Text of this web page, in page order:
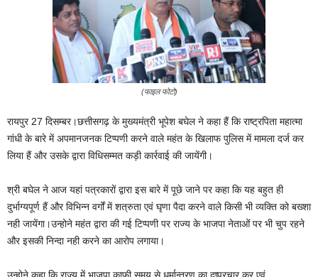
(फाइल फोटो)
रायपुर 27 दिसम्बर।छत्तीसगढ़ के मुख्यमंत्री भूपेश बघेल ने कहा हैं कि राष्ट्रपिता महात्मा
गांधी के बारे में अपमानजनक टिप्पणी करने वाले महंत के खिलाफ पुलिस में मामला दर्ज कर
लिया हैं और उसके द्वारा विधिसम्मत कड़ी कार्रवाई की जायेंगी।
श्री बघेल ने आज यहां पत्रकारों द्वारा इस बारे में पूछे जाने पर कहा कि यह बहुत ही
दुर्भाग्यपूर्ण हैं और विभिन्न वर्गों में शत्रुता एवं घृणा पैदा करने वाले किसी भी व्यक्ति को बख्शा
नही जायेंगा।उन्होने महंत द्वारा की गई टिप्पणी पर राज्य के भाजपा नेताओं पर भी चुप रहने
और इसकी निन्दा नही करने का आरोप लगाया।